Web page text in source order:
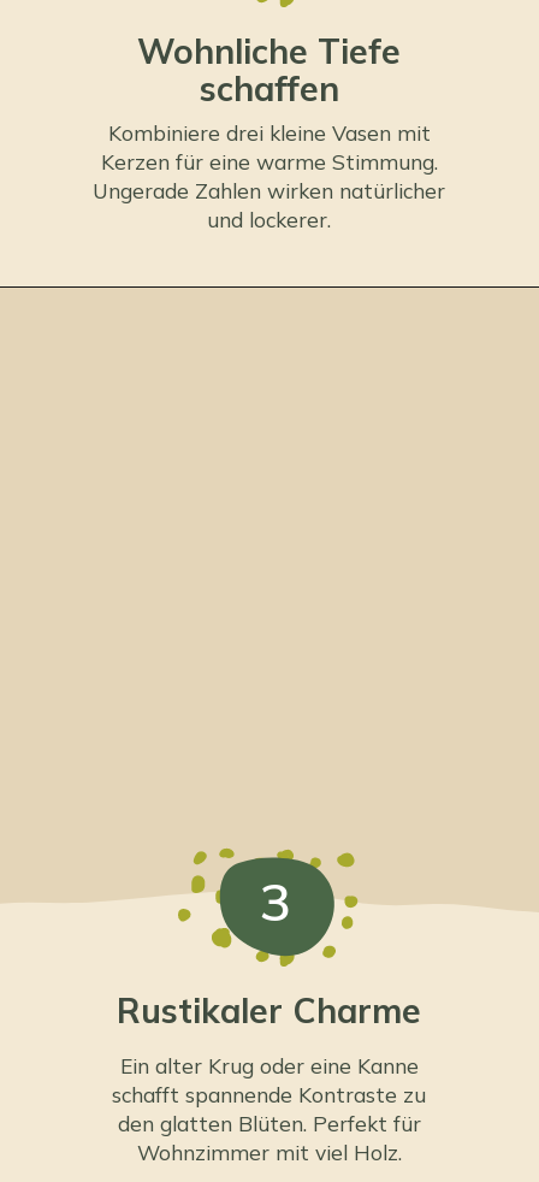
Wohnliche Tiefe
schaffen
Kombiniere drei kleine Vasen mit
Kerzen für eine warme Stimmung.
Ungerade Zahlen wirken natürlicher
und lockerer.
3
Rustikaler Charme
Ein alter Krug oder eine Kanne
schafft spannende Kontraste zu
den glatten Blüten. Perfekt für
Wohnzimmer mit viel Holz.